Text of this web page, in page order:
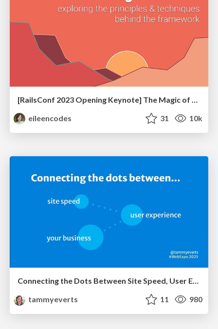
eileencodes
31 10k
Connecting the Dots Between Site Speed, User Experience & Your Business [WebExpo 2025]
tammyeverts
11 980